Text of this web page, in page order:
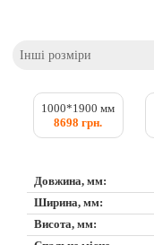
Інші розміри
1000*1900 мм
8698 грн.
Довжина, мм:
Ширина, мм:
Висота, мм: